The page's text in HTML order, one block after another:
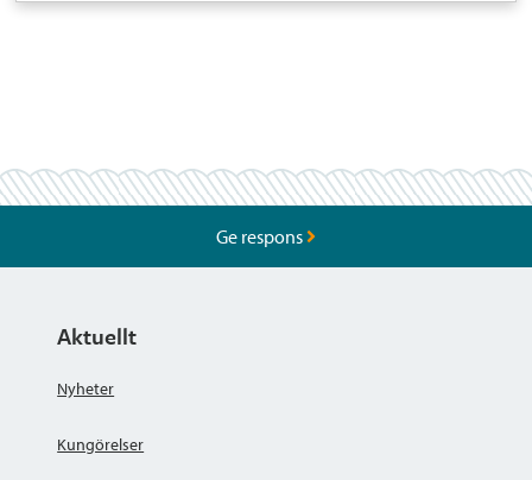
Ge respons
Aktuellt
Nyheter
Kungörelser